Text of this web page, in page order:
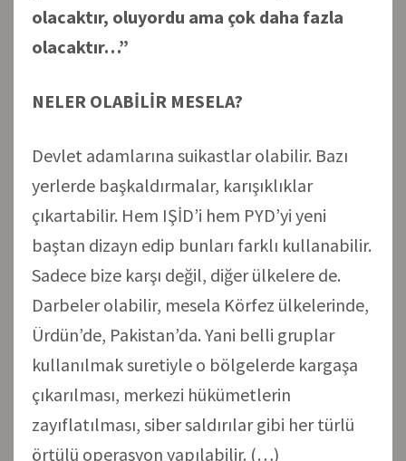
olacaktır, oluyordu ama çok daha fazla
olacaktır…”
NELER OLABİLİR MESELA?
Devlet adamlarına suikastlar olabilir. Bazı
yerlerde başkaldırmalar, karışıklıklar
çıkartabilir. Hem IŞİD’i hem PYD’yi yeni
baştan dizayn edip bunları farklı kullanabilir.
Sadece bize karşı değil, diğer ülkelere de.
Darbeler olabilir, mesela Körfez ülkelerinde,
Ürdün’de, Pakistan’da. Yani belli gruplar
kullanılmak suretiyle o bölgelerde kargaşa
çıkarılması, merkezi hükümetlerin
zayıflatılması, siber saldırılar gibi her türlü
örtülü operasyon yapılabilir. (…)